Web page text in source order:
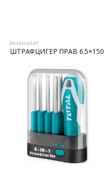
РАЧЕН АЛАТ
ШТРАФЦИГЕР ПРАВ 6.5×150